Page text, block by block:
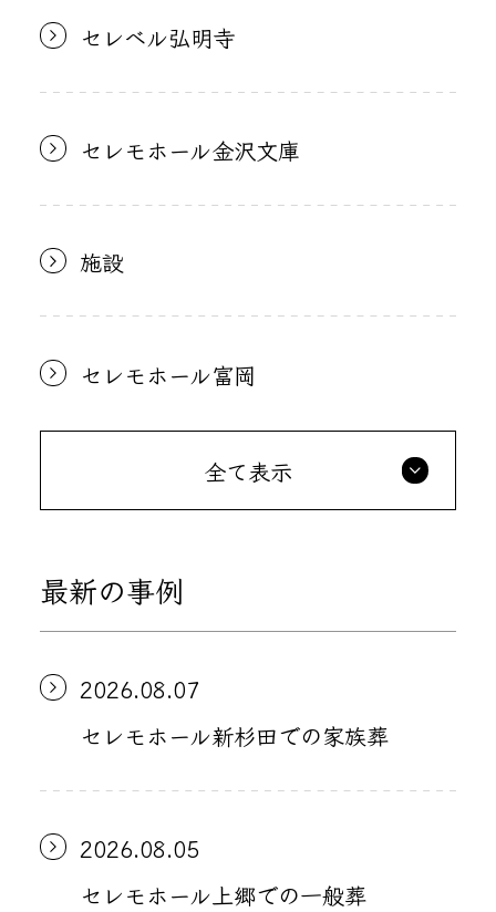
セレベル弘明寺
セレモホール金沢文庫
施設
セレモホール富岡
全て表示
最新の事例
2026.08.07
セレモホール新杉田での家族葬
2026.08.05
セレモホール上郷での一般葬